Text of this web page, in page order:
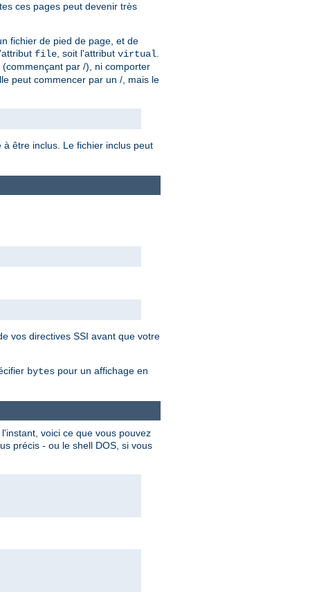
ces pages peut devenir très
fichier de pied de page, et de
file, soit l'attribut virtual.
par /), ni comporter
peut commencer par un /, mais le
être inclus. Le fichier inclus peut
vos directives SSI avant que votre
bytes pour un affichage en
voici ce que vous pouvez
précis - ou le shell DOS, si vous